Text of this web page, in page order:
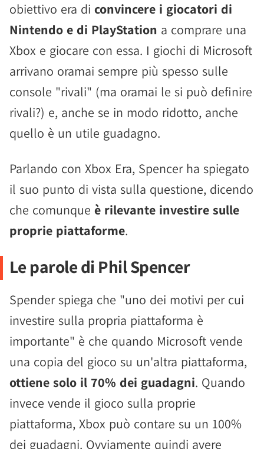
obiettivo era di convincere i giocatori di
Nintendo e di PlayStation a comprare una
Xbox e giocare con essa. I giochi di Microsoft
arrivano oramai sempre più spesso sulle
console "rivali" (ma oramai le si può definire
rivali?) e, anche se in modo ridotto, anche
quello è un utile guadagno.
Parlando con Xbox Era, Spencer ha spiegato
il suo punto di vista sulla questione, dicendo
che comunque è rilevante investire sulle
proprie piattaforme.
Le parole di Phil Spencer
Spender spiega che "uno dei motivi per cui
investire sulla propria piattaforma è
importante" è che quando Microsoft vende
una copia del gioco su un'altra piattaforma,
ottiene solo il 70% dei guadagni. Quando
invece vende il gioco sulla proprie
piattaforma, Xbox può contare su un 100%
dei guadagni. Ovviamente quindi avere